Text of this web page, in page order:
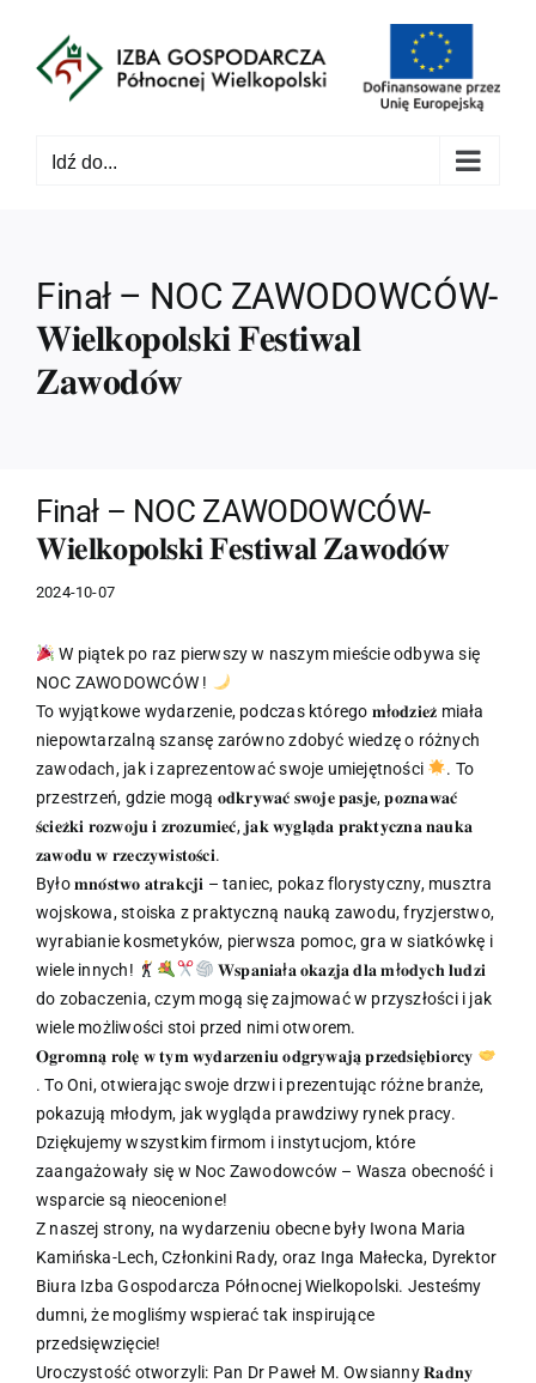
zawartości
Idź do...
Finał – NOC ZAWODOWCÓW-
𝐖𝐢𝐞𝐥𝐤𝐨𝐩𝐨𝐥𝐬𝐤𝐢 𝐅𝐞𝐬𝐭𝐢𝐰𝐚𝐥
𝐙𝐚𝐰𝐨𝐝𝐨́𝐰
Finał – NOC ZAWODOWCÓW-
𝐖𝐢𝐞𝐥𝐤𝐨𝐩𝐨𝐥𝐬𝐤𝐢 𝐅𝐞𝐬𝐭𝐢𝐰𝐚𝐥 𝐙𝐚𝐰𝐨𝐝𝐨́𝐰
2024-10-07
W piątek po raz pierwszy w naszym mieście odbywa się
NOC ZAWODOWCÓW !
To wyjątkowe wydarzenie, podczas którego 𝐦ł𝐨𝐝𝐳𝐢𝐞𝐳̇ miała
niepowtarzalną szansę zarówno zdobyć wiedzę o różnych
zawodach, jak i zaprezentować swoje umiejętności
. To
przestrzeń, gdzie mogą 𝐨𝐝𝐤𝐫𝐲𝐰𝐚𝐜́ 𝐬𝐰𝐨𝐣𝐞 𝐩𝐚𝐬𝐣𝐞, 𝐩𝐨𝐳𝐧𝐚𝐰𝐚𝐜́
𝐬́𝐜𝐢𝐞𝐳̇𝐤𝐢 𝐫𝐨𝐳𝐰𝐨𝐣𝐮 𝐢 𝐳𝐫𝐨𝐳𝐮𝐦𝐢𝐞𝐜́, 𝐣𝐚𝐤 𝐰𝐲𝐠𝐥𝐚̨𝐝𝐚 𝐩𝐫𝐚𝐤𝐭𝐲𝐜𝐳𝐧𝐚 𝐧𝐚𝐮𝐤𝐚
𝐳𝐚𝐰𝐨𝐝𝐮 𝐰 𝐫𝐳𝐞𝐜𝐳𝐲𝐰𝐢𝐬𝐭𝐨𝐬́𝐜𝐢.
Było 𝐦𝐧𝐨́𝐬𝐭𝐰𝐨 𝐚𝐭𝐫𝐚𝐤𝐜𝐣𝐢 – taniec, pokaz florystyczny, musztra
wojskowa, stoiska z praktyczną nauką zawodu, fryzjerstwo,
wyrabianie kosmetyków, pierwsza pomoc, gra w siatkówkę i
wiele innych!
𝐖𝐬𝐩𝐚𝐧𝐢𝐚ł𝐚 𝐨𝐤𝐚𝐳𝐣𝐚 𝐝𝐥𝐚 𝐦ł𝐨𝐝𝐲𝐜𝐡 𝐥𝐮𝐝𝐳𝐢
do zobaczenia, czym mogą się zajmować w przyszłości i jak
wiele możliwości stoi przed nimi otworem.
𝐎𝐠𝐫𝐨𝐦𝐧𝐚̨ 𝐫𝐨𝐥𝐞̨ 𝐰 𝐭𝐲𝐦 𝐰𝐲𝐝𝐚𝐫𝐳𝐞𝐧𝐢𝐮 𝐨𝐝𝐠𝐫𝐲𝐰𝐚𝐣𝐚̨ 𝐩𝐫𝐳𝐞𝐝𝐬𝐢𝐞̨𝐛𝐢𝐨𝐫𝐜𝐲
. To Oni, otwierając swoje drzwi i prezentując różne branże,
pokazują młodym, jak wygląda prawdziwy rynek pracy.
Dziękujemy wszystkim firmom i instytucjom, które
zaangażowały się w Noc Zawodowców – Wasza obecność i
wsparcie są nieocenione!
Z naszej strony, na wydarzeniu obecne były Iwona Maria
Kamińska-Lech, Członkini Rady, oraz Inga Małecka, Dyrektor
Biura Izba Gospodarcza Północnej Wielkopolski. Jesteśmy
dumni, że mogliśmy wspierać tak inspirujące
przedsięwzięcie!
Uroczystość otworzyli: Pan Dr Paweł M. Owsianny 𝐑𝐚𝐝𝐧𝐲